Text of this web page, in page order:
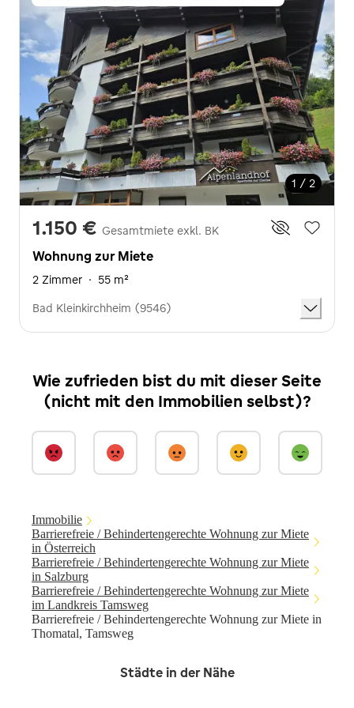
1 / 2
1.150 € Gesamtmiete exkl. BK
Wohnung zur Miete
2 Zimmer · 55 m²
Bad Kleinkirchheim (9546)
Wie zufrieden bist du mit dieser Seite
(nicht mit den Immobilien selbst)?
Immobilie
Barrierefreie / Behindertengerechte Wohnung zur Miete
in Österreich
Barrierefreie / Behindertengerechte Wohnung zur Miete
in Salzburg
Barrierefreie / Behindertengerechte Wohnung zur Miete
im Landkreis Tamsweg
Barrierefreie / Behindertengerechte Wohnung zur Miete in
Thomatal, Tamsweg
Städte in der Nähe